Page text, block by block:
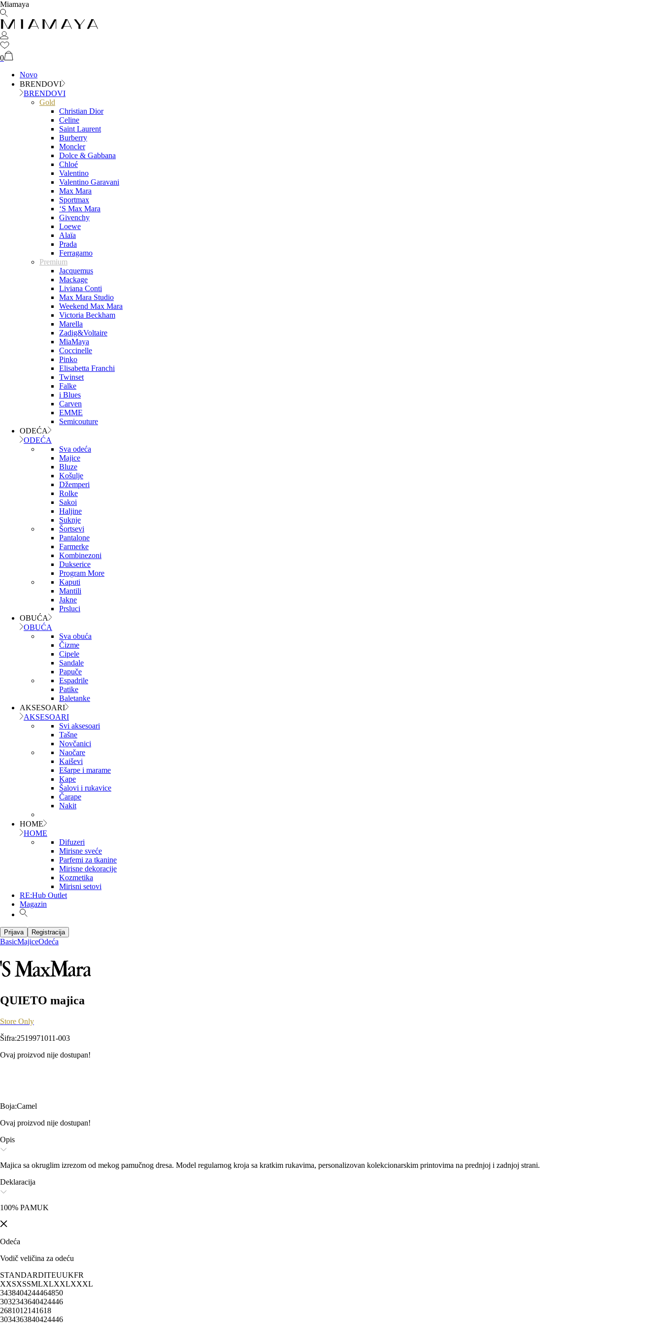
Miamaya
0
Novo
BRENDOVI
BRENDOVI
Gold
Christian Dior
Celine
Saint Laurent
Burberry
Moncler
Dolce & Gabbana
Chloé
Valentino
Valentino Garavani
Max Mara
Sportmax
‘S Max Mara
Givenchy
Loewe
Alaïa
Prada
Ferragamo
Premium
Jacquemus
Mackage
Liviana Conti
Max Mara Studio
Weekend Max Mara
Victoria Beckham
Marella
Zadig&Voltaire
MiaMaya
Coccinelle
Pinko
Elisabetta Franchi
Twinset
Falke
i Blues
Carven
EMME
Semicouture
ODEĆA
ODEĆA
Sva odeća
Majice
Bluze
Košulje
Džemperi
Rolke
Sakoi
Haljine
Suknje
Šortsevi
Pantalone
Farmerke
Kombinezoni
Dukserice
Program More
Kaputi
Mantili
Jakne
Prsluci
OBUĆA
OBUĆA
Sva obuća
Čizme
Cipele
Sandale
Papuče
Espadrile
Patike
Baletanke
AKSESOARI
AKSESOARI
Svi aksesoari
Tašne
Novčanici
Naočare
Kaiševi
Ešarpe i marame
Kape
Šalovi i rukavice
Čarape
Nakit
HOME
HOME
Difuzeri
Mirisne sveće
Parfemi za tkanine
Mirisne dekoracije
Kozmetika
Mirisni setovi
RE:Hub Outlet
Magazin
Prijava Registracija
BasicMajiceOdeća
QUIETO majica
Store Only
Šifra:2519971011-003
Ovaj proizvod nije dostupan!
Boja:Camel
Ovaj proizvod nije dostupan!
Opis
Majica sa okruglim izrezom od mekog pamučnog dresa. Model regularnog kroja sa kratkim rukavima, personalizovan kolekcionarskim printovima na prednjoj i zadnjoj strani.
Deklaracija
100% PAMUK
Odeća
Vodič veličina za odeću
STANDARDITEUUKFR
XXSXSSMLXLXXLXXXL
3438404244464850
3032343640424446
2681012141618
3034363840424446